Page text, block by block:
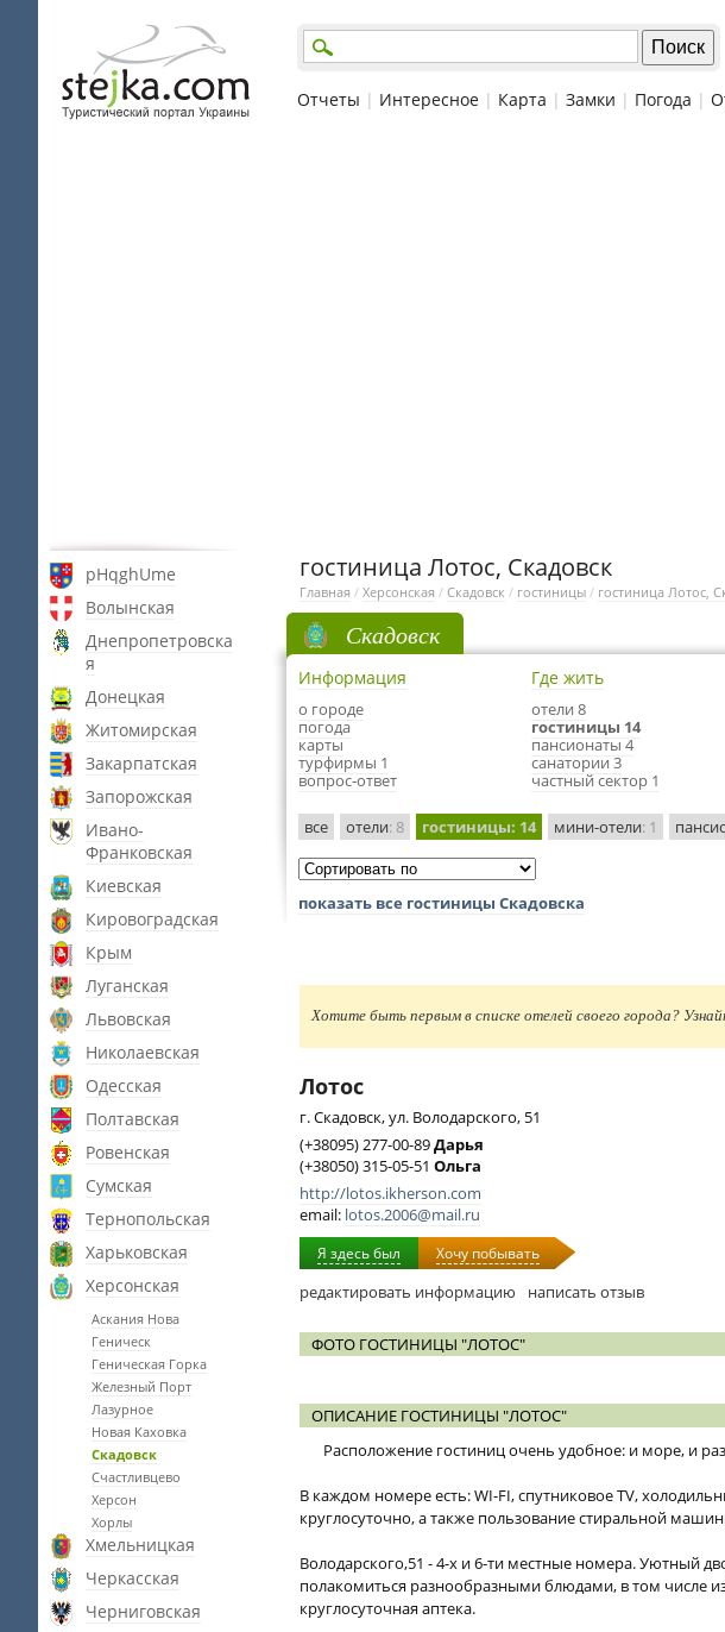
Отчеты | Интересное | Карта | Замки | Погода |
pHqghUme
Волынская
Днепропетровска
я
Донецкая
Житомирская
Закарпатская
Запорожская
Ивано-
Франковская
Киевская
Кировоградская
Крым
Луганская
Львовская
Николаевская
Одесская
Полтавская
Ровенская
Сумская
Тернопольская
Харьковская
Херсонская
Аскания Нова
Геническ
Геническая Горка
Железный Порт
Лазурное
Новая Каховка
Скадовск
Счастливцево
Херсон
Хорлы
Хмельницкая
Черкасская
Черниговская
гостиница Лотос, Скадовск
Главная / Херсонская / Скадовск / гостиницы / гостиница Лотос,
Скадовск
Информация
о городе
погода
карты
турфирмы 1
вопрос-ответ
Где жить
отели 8
гостиницы 14
пансионаты 4
санатории 3
частный сектор 1
все отели: 8 гостиницы: 14 мини-отели: 1
показать все гостиницы Скадовска
Хотите быть первым в списке отелей своего города?
Лотос
г. Скадовск, ул. Володарского, 51
(+38095) 277-00-89Дарья
(+38050) 315-05-51 Ольга
http://lotos.ikherson.com
email: lotos.2006@mail.ru
Я здесь был Хочу побывать
редактировать информацию написать отзыв
ФОТО ГОСТИНИЦЫ "ЛОТОС"
ОПИСАНИЕ ГОСТИНИЦЫ "ЛОТОС"
Расположение гостиниц очень удобное: и море, и
В каждом номере есть: WI-FI, спутниковое TV,
круглосуточно, а также пользование стиральной
Володарского,51 - 4-х и 6-ти местные номера. Уютный
полакомиться разнообразными блюдами, в том числе
круглосуточная аптека.